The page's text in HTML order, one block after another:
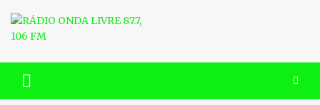
content
RÁDIO ONDA LIVRE 87.7, 106
FM